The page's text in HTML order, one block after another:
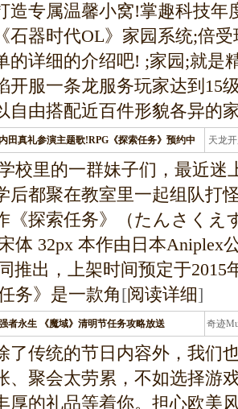
造专属温馨小窝!掌趣科技年
石器时代OL》家园系统;倍
的详细的介绍吧! ;家园;就是
开服一条龙服务玩家达到15
自由搭配近百件形貌各异的
内田真礼参演主题歌!RPG《探索任务》预约中 天龙
龙
校里的一群妹子们，最近迷
后都聚在教室里一起组队打
《探索任务》（たんさくえ
体 32px 本作由日本Aniplex
推出，上架时间预定于
务》是一款角[阅读详细]
者永生 《魔域》清明节任务攻略放送 奇迹
条
了传统的节日内容外，我们
、聚会太劳累，不如选择游
厚的礼品等着你。担心欧美